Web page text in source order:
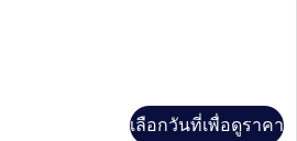
เลือกวันที่เพื่อดูราคา